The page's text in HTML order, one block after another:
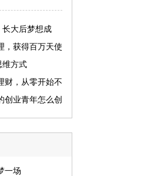
长大后梦想成
，获得百万天使
维方式
财，从零开始不
创业青年怎么创
一场